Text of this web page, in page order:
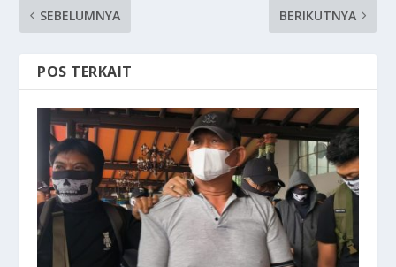
SEBELUMNYA
BERIKUTNYA
POS TERKAIT